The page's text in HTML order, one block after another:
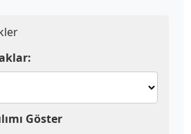
Göster